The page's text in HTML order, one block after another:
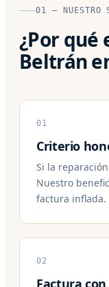
01 — NUESTRO
¿Por qué
Beltrán
01
Criterio
Si la
Nuestro
factura inflada.
02
Factura